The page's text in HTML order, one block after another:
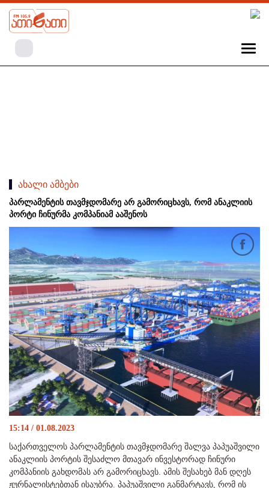
ახალი ამბები
პარლამენტის თავმჯდომარე არ გამორიცხავს, რომ ანაკლიის
პორტი ჩინურმა კომპანიამ ააშენოს
15:14 / 01.08.2023
საქართველოს პარლამენტის თავმჯდომარე შალვა პაპუაშვილი
ანაკლიის პორტის შესაძლო მთავარ ინვესტორად ჩინური
კომპანიის გახდომას არ გამორიცხავს. ამის შესახებ მან დღეს
ჟურნალისტებთან ისაუბრა. პაპუაშვილი განმარტავს, რომ ის